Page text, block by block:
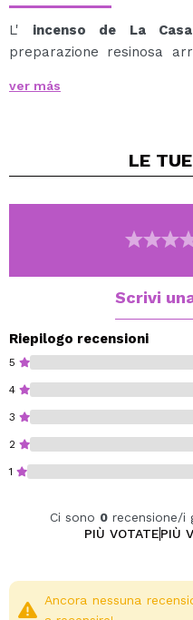
L' incenso de La
preparazione resinosa
fumo profumato ideale
Per un uso corretto e
Questa fragranza aiuta
l'umore e a purificare
Ideale per i momenti in
Contiene 20 bastoncini.
ver más
LE TUE
Scrivi
Riepilogo recensioni
5
4
3
2
1
Ci sono 0 recensione/i
PIÙ VOTATEPIÙ
Ancora nessuna